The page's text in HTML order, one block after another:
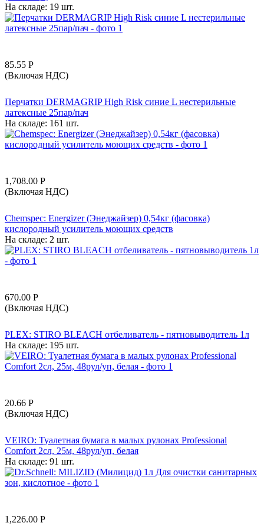
На складе: 19 шт.
85.55 Р
(Включая НДС)
Перчатки DERMAGRIP High Risk синие L нестерильные
латексные 25пар/пач
На складе: 161 шт.
1,708.00 Р
(Включая НДС)
Chemspec: Energizer (Энеджайзер) 0,54кг (фасовка)
кислородный усилитель моющих средств
На складе: 2 шт.
670.00 Р
(Включая НДС)
PLEX: STIRO BLEACH отбеливатель - пятновыводитель 1л
На складе: 195 шт.
20.66 Р
(Включая НДС)
VEIRO: Туалетная бумага в малых рулонах Professional
Comfort 2сл, 25м, 48рул/уп, белая
На складе: 91 шт.
1,226.00 Р